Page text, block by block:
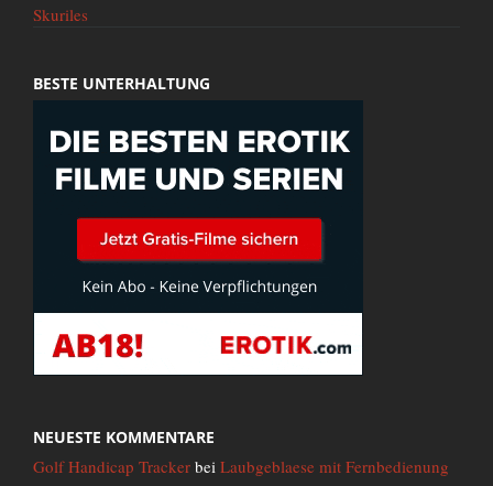
Skuriles
BESTE UNTERHALTUNG
NEUESTE KOMMENTARE
Golf Handicap Tracker bei Laubgeblaese mit Fernbedienung